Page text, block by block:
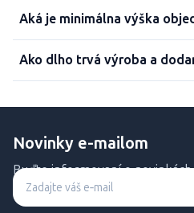
Aká je minimálna výška
Ako dlho trvá výroba a
Novinky e-mailom
Buďte informovaní o novinkách